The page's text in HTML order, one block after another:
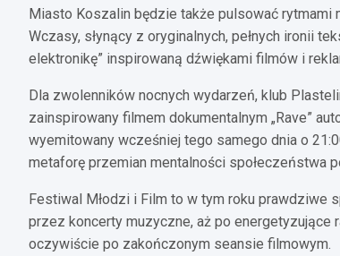
Miasto Koszalin będzie także pulsować
Wczasy, słynący z oryginalnych, pełnych ironii
elektronikę” inspirowaną dźwiękami filmów i
Dla zwolenników nocnych wydarzeń, klub
zainspirowany filmem dokumentalnym „Rave”
wyemitowany wcześniej tego samego dnia o
metaforę przemian mentalności społeczeństwa
Festiwal Młodzi i Film to w tym roku prawdziwe
przez koncerty muzyczne, aż po energetyzujące
oczywiście po zakończonym seansie filmowym.